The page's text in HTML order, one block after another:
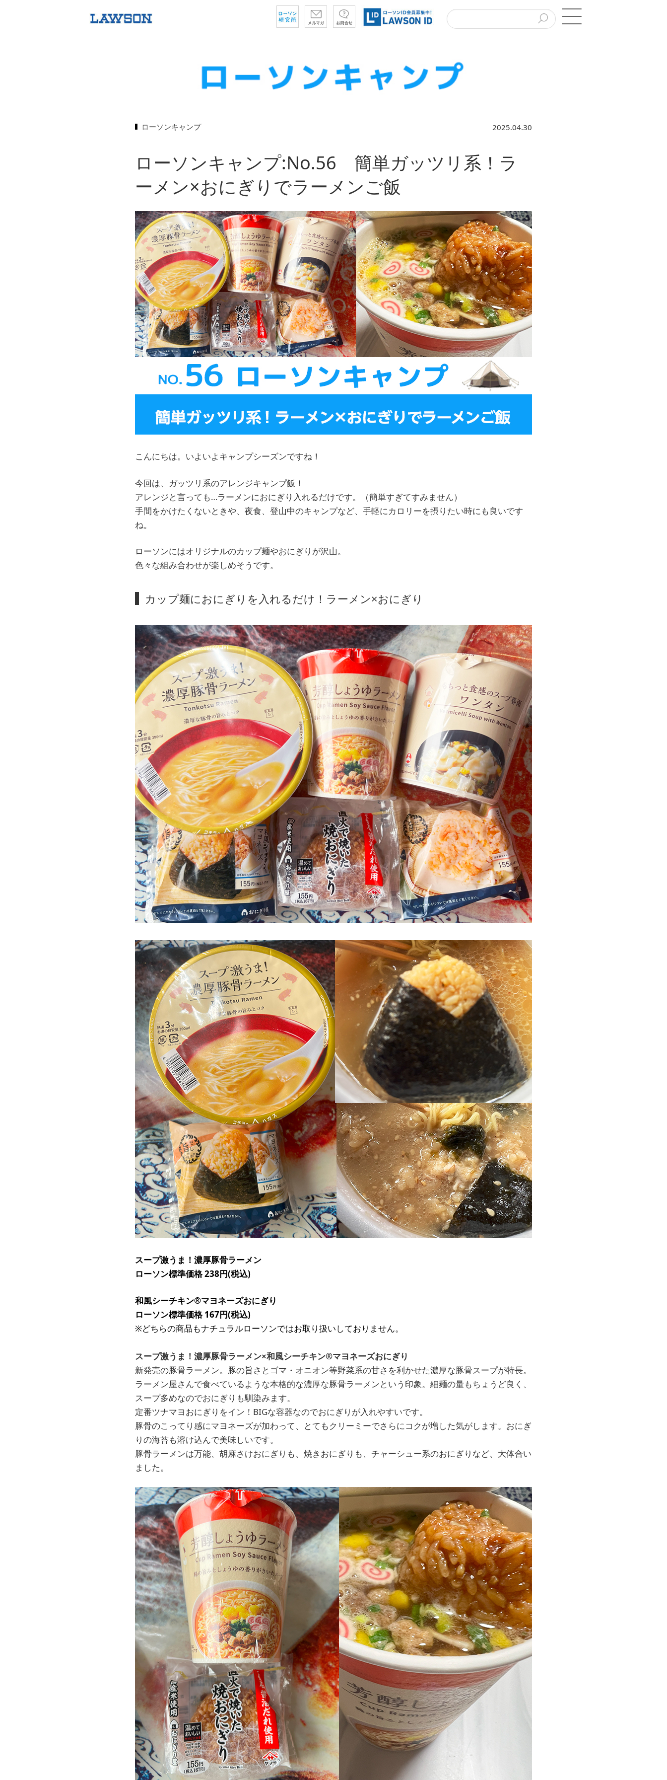
ローソンキャンプ 2025.04.30
ローソンキャンプ:No.56 簡単ガッツリ系！ラ
ーメン×おにぎりでラーメンご飯
こんにちは。いよいよキャンプシーズンですね！
今回は、ガッツリ系のアレンジキャンプ飯！
アレンジと言っても…ラーメンにおにぎり入れるだけです。（簡単すぎてすみません）
手間をかけたくないときや、夜食、登山中のキャンプなど、手軽にカロリーを摂りたい時にも良いです
ね。
ローソンにはオリジナルのカップ麺やおにぎりが沢山。
色々な組み合わせが楽しめそうです。
カップ麺におにぎりを入れるだけ！ラーメン×おにぎり
スープ激うま！濃厚豚骨ラーメン
ローソン標準価格 238円(税込)
和風シーチキン®マヨネーズおにぎり
ローソン標準価格 167円(税込)
※どちらの商品もナチュラルローソンではお取り扱いしておりません。
スープ激うま！濃厚豚骨ラーメン×和風シーチキン®マヨネーズおにぎり
新発売の豚骨ラーメン。豚の旨さとゴマ・オニオン等野菜系の甘さを利かせた濃厚な豚骨スープが特長。
ラーメン屋さんで食べているような本格的な濃厚な豚骨ラーメンという印象。細麺の量もちょうど良く、
スープ多めなのでおにぎりも馴染みます。
定番ツナマヨおにぎりをイン！BIGな容器なのでおにぎりが入れやすいです。
豚骨のこってり感にマヨネーズが加わって、とてもクリーミーでさらにコクが増した気がします。おにぎ
りの海苔も溶け込んで美味しいです。
豚骨ラーメンは万能、胡麻さけおにぎりも、焼きおにぎりも、チャーシュー系のおにぎりなど、大体合い
ました。